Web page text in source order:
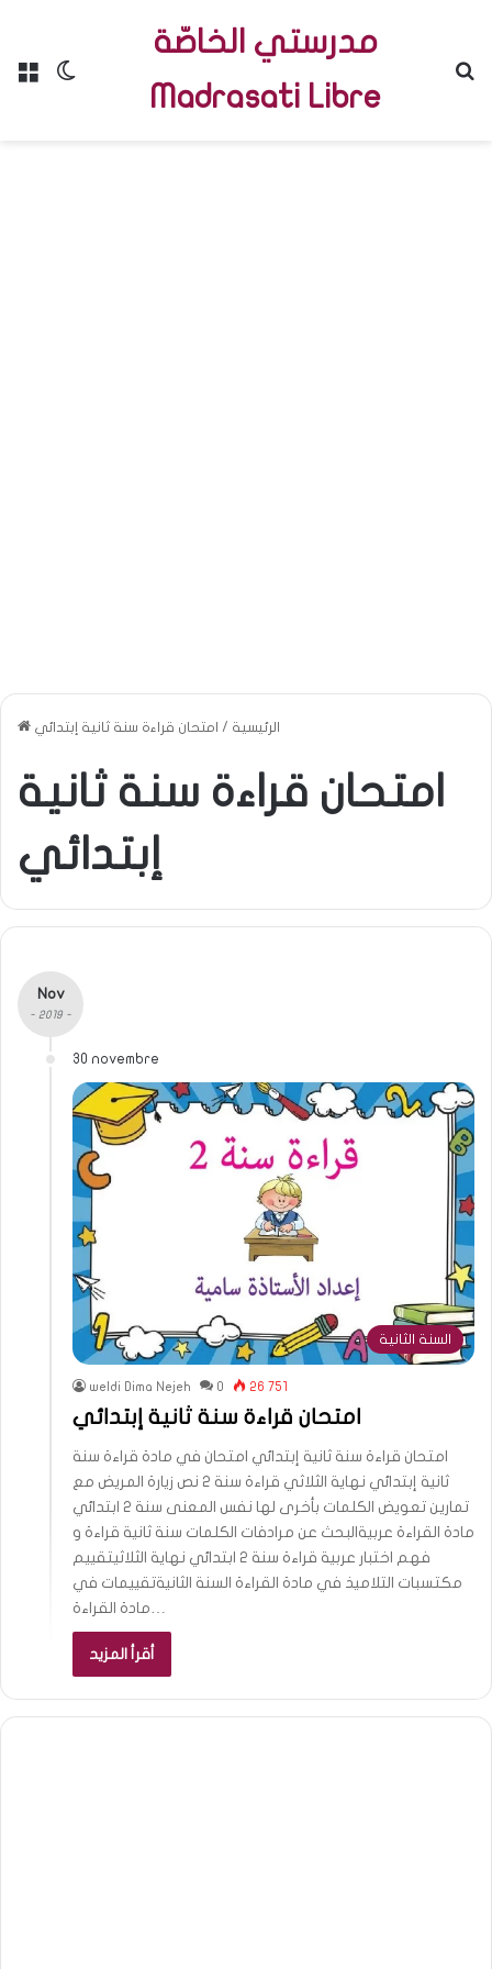
Menu
مدرستي الخاصّة
Madrasati Libre
الرئيسية / امتحان قراءة سنة ثانية إبتدائي
امتحان قراءة سنة ثانية
إبتدائي
Nov
- 2019 -
30 novembre
السنة الثانية
weldi Dima Nejeh 0 26 751
امتحان قراءة سنة ثانية إبتدائي
امتحان قراءة سنة ثانية إبتدائي امتحان في مادة قراءة سنة
ثانية إبتدائي نهاية الثلاثي قراءة سنة 2 نص زيارة المريض مع
تمارين تعويض الكلمات بأخرى لها نفس المعنى سنة 2 ابتدائي
مادة القراءة عربيةالبحث عن مرادفات الكلمات سنة ثانية قراءة و
فهم اختبار عربية قراءة سنة 2 ابتدائي نهاية الثلاثيتقييم
مكتسبات التلاميذ في مادة القراءة السنة الثانيةتقييمات في
مادة القراءة…
أقرأ المزيد